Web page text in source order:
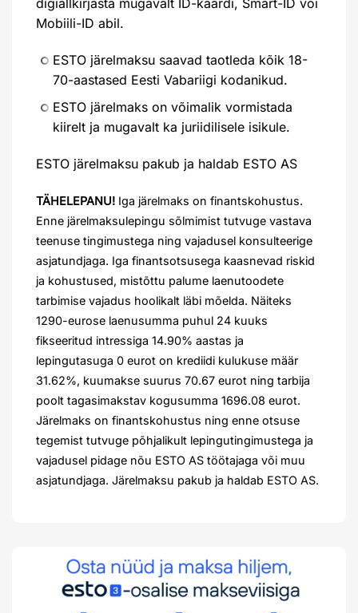
Mobiili-ID abil.
ESTO järelmaksu saavad taotleda kõik 18-
70-aastased Eesti Vabariigi kodanikud.
ESTO järelmaks on võimalik vormistada
kiirelt ja mugavalt ka juriidilisele isikule.
ESTO järelmaksu pakub ja haldab ESTO AS
TÄHELEPANU! Iga järelmaks on finantskohustus.
Enne järelmaksulepingu sõlmimist tutvuge vastava
teenuse tingimustega ning vajadusel konsulteerige
asjatundjaga. Iga finantsotsusega kaasnevad riskid
ja kohustused, mistõttu palume laenutoodete
tarbimise vajadus hoolikalt läbi mõelda. Näiteks
1290-eurose laenusumma puhul 24 kuuks
fikseeritud intressiga 14.90% aastas ja
lepingutasuga 0 eurot on krediidi kulukuse määr
31.62%, kuumakse suurus 70.67 eurot ning tarbija
poolt tagasimakstav kogusumma 1696.08 eurot.
Järelmaks on finantskohustus ning enne otsuse
tegemist tutvuge põhjalikult lepingutingimustega ja
vajadusel pidage nõu ESTO AS töötajaga või muu
asjatundjaga. Järelmaksu pakub ja haldab ESTO AS.